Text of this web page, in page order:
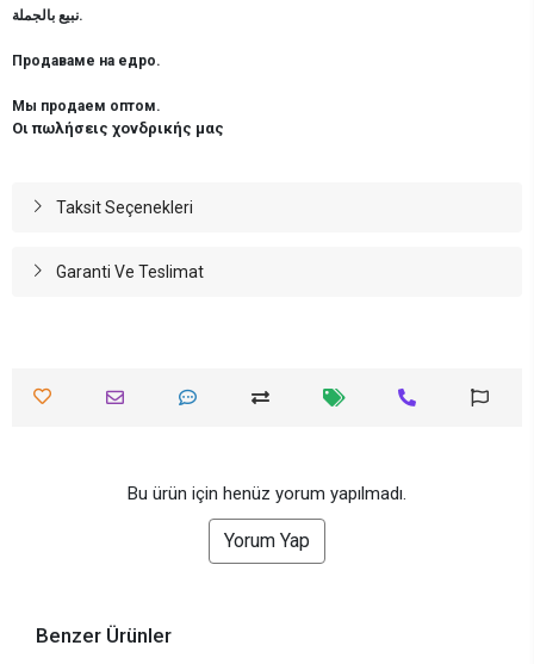
نبيع بالجملة.
Продаваме на едро.
Мы продаем оптом.
Οι πωλήσεις χονδρικής μας
Taksit Seçenekleri
Garanti Ve Teslimat
Bu ürün için henüz yorum yapılmadı.
Yorum Yap
Benzer Ürünler